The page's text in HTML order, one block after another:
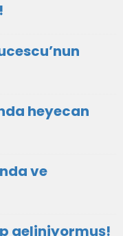
heyecan
ve
geliniyormuş!